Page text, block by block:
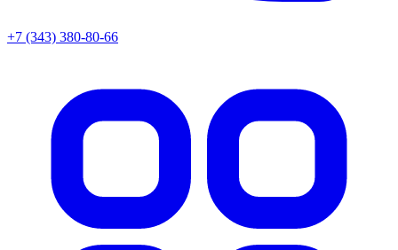
+7 (343) 380-80-66